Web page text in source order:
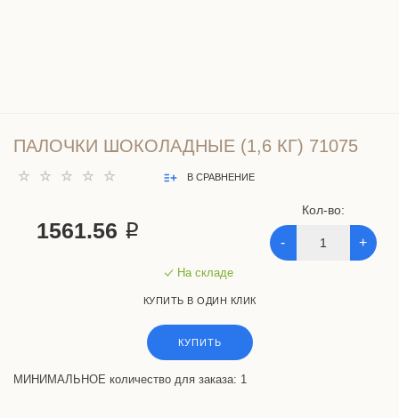
ПАЛОЧКИ ШОКОЛАДНЫЕ (1,6 КГ) 71075
В СРАВНЕНИЕ
1561.56 ₽
Кол-во:
- +
На складе
КУПИТЬ
КУПИТЬ В ОДИН КЛИК
МИНИМАЛЬНОЕ количество для заказа: 1